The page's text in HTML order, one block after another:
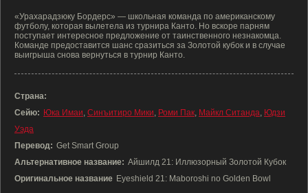
«Урахарадзюку Бордерс» — школьная команда по американскому
футболу, которая вылетела из турнира Канто. Но вскоре парням
поступает интересное предложение от таинственного незнакомца.
Команде предоставится шанс сразиться за Золотой кубок и в случае
выигрыша снова вернуться в турнир Канто.
Страна:
Сейю: Юка Имаи, Синъитиро Мики, Роми Пак, Майкл Ситанда, Юдзи
Уэда
Перевод: Get Smart Group
Альтернативное название: Айшилд 21: Иллюзорный Золотой Кубок
Оригинальное название Eyeshield 21: Maboroshi no Golden Bowl